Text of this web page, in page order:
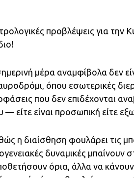
προβλέψεις για την
μέρα αναμφίβολα δεν
όπου εσωτερικές
που δεν επιδέχονται
— είτε είναι προσωπική είτε
η διαίσθηση φουλάρει τις
δυναμικές μπαίνουν
όρια, άλλα να